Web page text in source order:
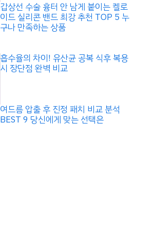
갑상선 수술 흉터 안 남게 붙이는 켈로
이드 실리콘 밴드 최강 추천 TOP 5 누
구나 만족하는 상품
흡수율의 차이! 유산균 공복 식후 복용
시 장단점 완벽 비교
여드름 압출 후 진정 패치 비교 분석
BEST 9 당신에게 맞는 선택은